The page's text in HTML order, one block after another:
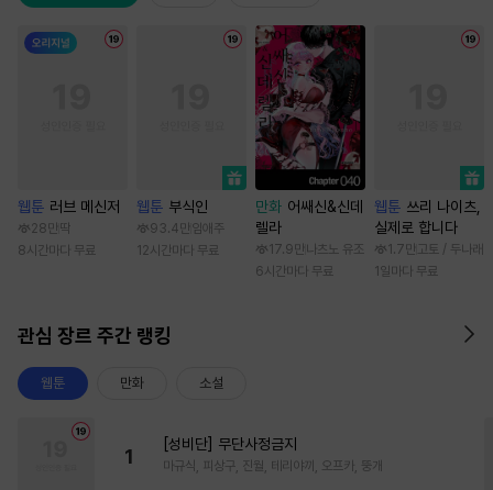
웹툰 러브 메신저
28만 딱
8시간마다 무료
웹툰 부식인
93.4만 임애주
12시간마다 무료
만화 어쌔신&신데
렐라
17.9만 나츠노 유조
6시간마다 무료
웹툰 쓰리 나이츠,
실제로 합니다
1.7만 고토 / 두나래
1일마다 무료
관심 장르 주간 랭킹
웹툰 만화 소설
1
[성비단] 무단사정금지
마규식, 피상구, 진월, 테리야끼, 오프카, 뚱개